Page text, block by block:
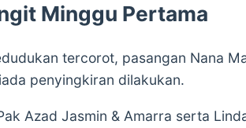
Minggu Pertama
tercorot, pasangan Nana
penyingkiran dilakukan.
Azad Jasmin & Amarra serta